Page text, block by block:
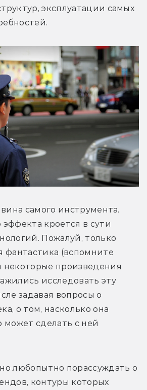
эксплуатации самых
самого инструмента.
эффекта кроется в сути
Пожалуй, только
исследовать эту
задавая вопросы о
о том, насколько она
может сделать с ней
любопытно порассуждать о
контуры которых